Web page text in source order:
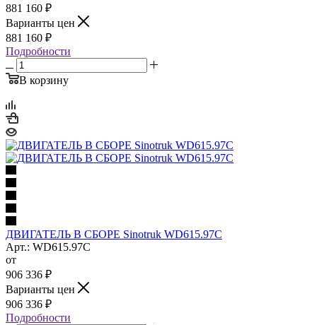
881 160 ₽
Варианты цен
881 160 ₽
Подробности
В корзину
ДВИГАТЕЛЬ В СБОРЕ Sinotruk WD615.97C
Арт.: WD615.97C
от
906 336 ₽
Варианты цен
906 336 ₽
Подробности